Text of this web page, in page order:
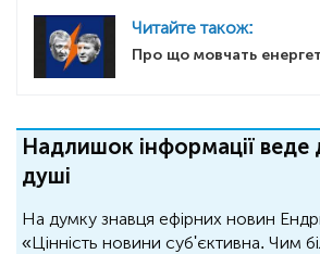
Читайте також:
Про що мовчать
Надлишок інформації веде
душі
На думку знавця ефірних новин
«Цінність новини суб'єктивна. Чим